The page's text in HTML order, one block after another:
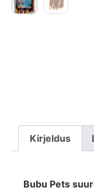
Kirjeldus
Bubu Pets